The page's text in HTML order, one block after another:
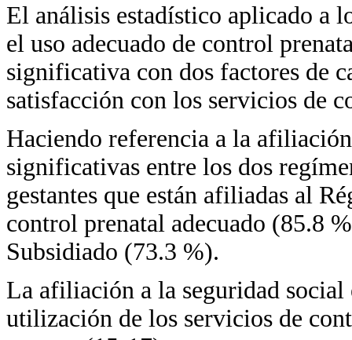
El análisis estadístico aplicado a
el uso adecuado de control
significativa con dos factores de
satisfacción con los servicios de
Haciendo referencia a la
significativas entre los dos
gestantes que están afiliadas al
control prenatal adecuado (85.8
Subsidiado (73.3 %).
La afiliación a la seguridad social
utilización de los servicios de